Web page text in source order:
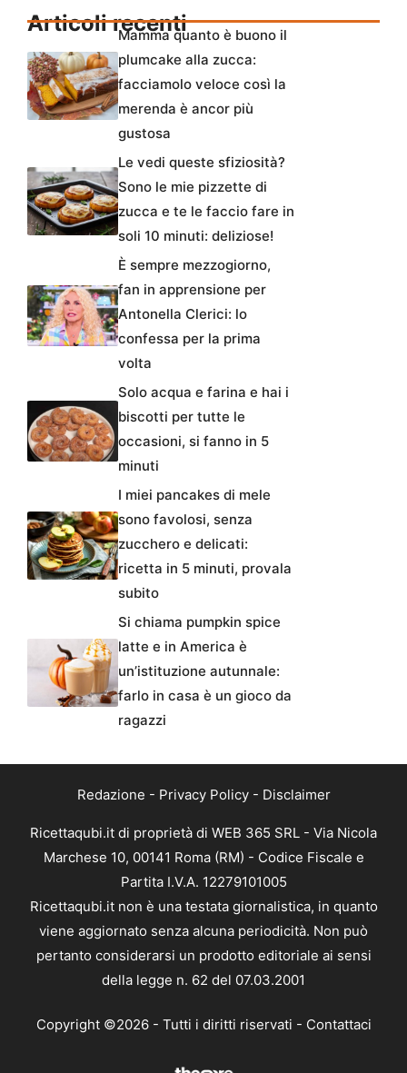
Articoli recentiMamma quanto è buono il
plumcake alla zucca:
facciamolo veloce così la
merenda è ancor più
gustosa
Le vedi queste sfiziosità?
Sono le mie pizzette di
zucca e te le faccio fare in
soli 10 minuti: deliziose!
È sempre mezzogiorno,
fan in apprensione per
Antonella Clerici: lo
confessa per la prima
volta
Solo acqua e farina e hai i
biscotti per tutte le
occasioni, si fanno in 5
minuti
I miei pancakes di mele
sono favolosi, senza
zucchero e delicati:
ricetta in 5 minuti, provala
subito
Si chiama pumpkin spice
latte e in America è
un’istituzione autunnale:
farlo in casa è un gioco da
ragazzi
Redazione - Privacy Policy- Disclaimer
Ricettaqubi.it di proprietà di WEB 365 SRL - Via Nicola
Marchese 10, 00141 Roma (RM) - Codice Fiscale e
Partita I.V.A. 12279101005
Ricettaqubi.it non è una testata giornalistica, in quanto
viene aggiornato senza alcuna periodicità. Non può
pertanto considerarsi un prodotto editoriale ai sensi
della legge n. 62 del 07.03.2001
Copyright ©2026 - Tutti i diritti riservati - Contattaci